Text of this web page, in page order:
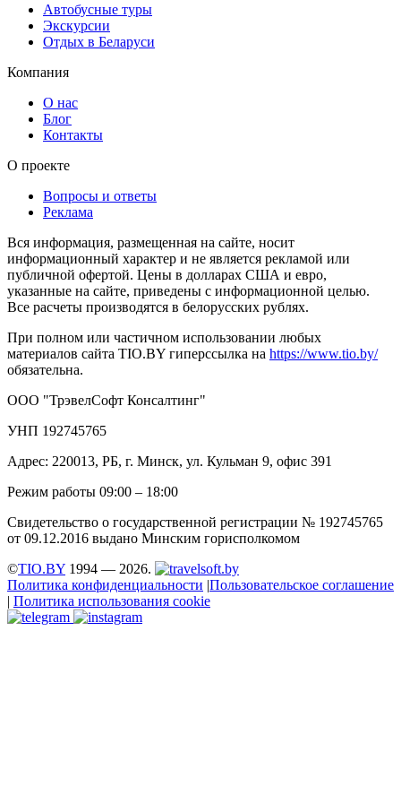
Автобусные туры
Экскурсии
Отдых в Беларуси
Компания
О нас
Блог
Контакты
О проекте
Вопросы и ответы
Реклама
Вся информация, размещенная на сайте, носит
информационный характер и не является рекламой или
публичной офертой. Цены в долларах США и евро,
указанные на сайте, приведены с информационной целью.
Все расчеты производятся в белорусских рублях.
При полном или частичном использовании любых
материалов сайта TIO.BY гиперссылка на https://www.tio.by/
обязательна.
ООО "ТрэвелСофт Консалтинг"
УНП 192745765
Адрес: 220013, РБ, г. Минск, ул. Кульман 9, офис 391
Режим работы 09:00 – 18:00
Свидетельство о государственной регистрации № 192745765
от 09.12.2016 выдано Минским горисполкомом
©TIO.BY 1994 — 2026.
Политика конфиденциальности |Пользовательское соглашение
| Политика использования cookie